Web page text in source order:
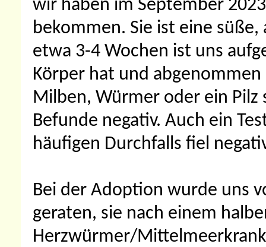
wir haben im September
bekommen. Sie ist eine
etwa 3-4 Wochen ist uns
Körper hat und
Milben, Würmer oder ein
Befunde negativ. Auch ein
häufigen Durchfalls fiel
Bei der Adoption wurde uns
geraten, sie nach einem
Herzwürmer/